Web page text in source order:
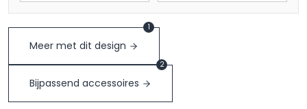
Meer met dit design
1
Bijpassend accessoires
2